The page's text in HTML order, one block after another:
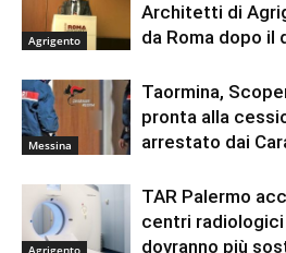
Agrigento
Architetti di
da Roma dopo
Messina
Taormina,
pronta alla
arrestato dai
Agrigento
TAR Palermo
centri radiologici
dovranno più